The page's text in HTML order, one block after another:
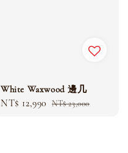
White Waxwood 邊几
Sale
NT$ 12,990 Regular
NT$ 23,000